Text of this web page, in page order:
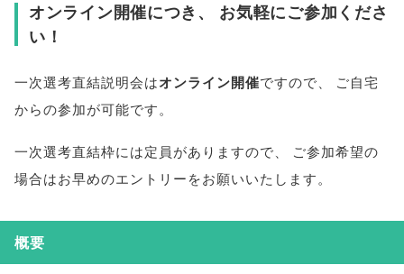
オンライン開催につき 、
お気軽にご参加くださ
い！
一次選考直結説明会はオンライン開催ですので
ご自宅
からの参加が可能です。
一次選考直結枠には定員がありますので
ご参加希望の
場合はお早めのエントリーをお願いいたします。
概要